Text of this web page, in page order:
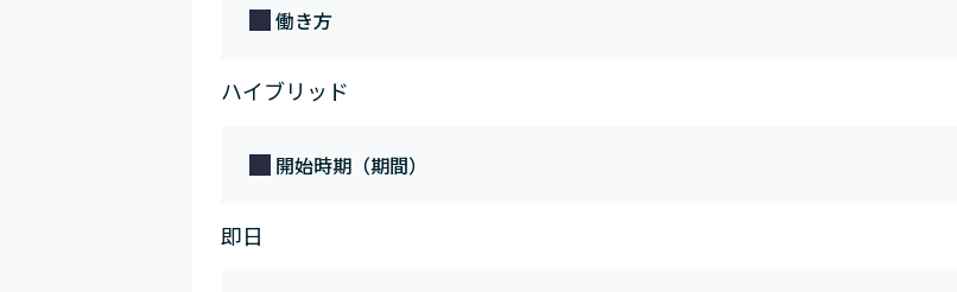
働き方
ハイブリッド
開始時期（期間）
即日